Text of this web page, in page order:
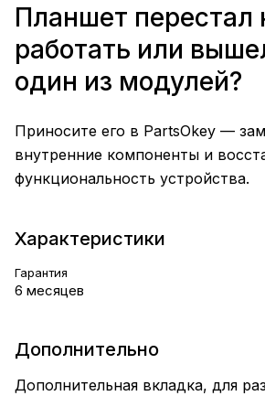
Планшет перестал
работать или
один из модулей?
Приносите его в PartsOkey —
внутренние компоненты и
функциональность устройства.
Характеристики
Гарантия
6 месяцев
Дополнительно
Дополнительная вкладка, для